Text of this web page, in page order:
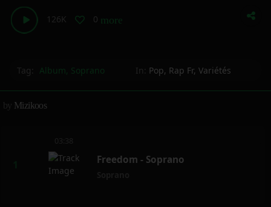
126K 0 more_horiz
Tag: Album, Soprano In: Pop, Rap Fr, Variétés
by Mizikoos
03:38
Freedom - Soprano